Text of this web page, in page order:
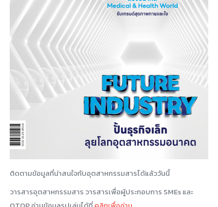
ติดตามข้อมูลที่น่าสนใจกับอุตสาหกรรมสารได้แล้ววันนี้
วารสารอุตสาหกรรมสาร วารสารเพื่อผู้ประกอบการ SMEs และ